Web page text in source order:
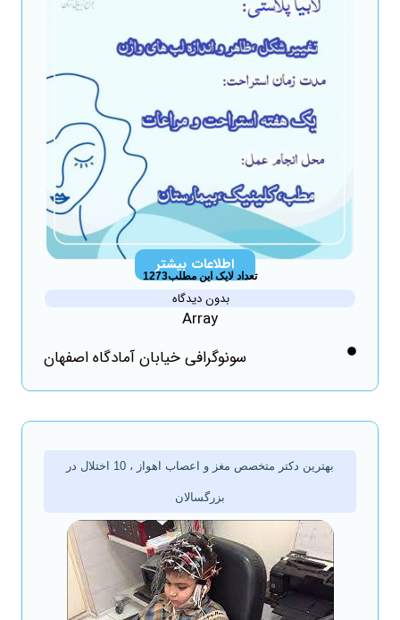
اطلاعات بیشتر
تعداد لایک این مطلب1273
بدون دیدگاه
سونوگرافی خیابان آمادگاه اصفهان
بهترین دکتر متخصص مغز و اعصاب اهواز ، 10 اختلال در
بزرگسالان